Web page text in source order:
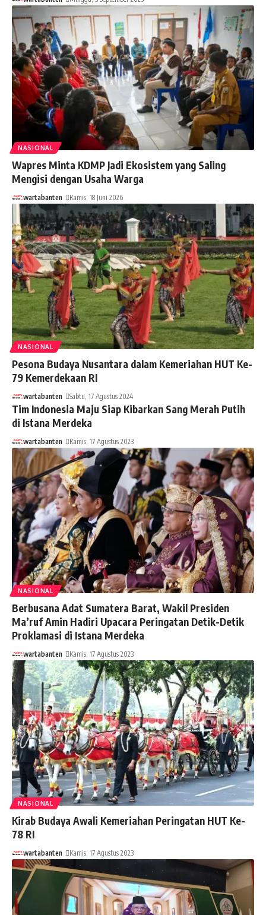
NASIONAL
Wapres Minta KDMP Jadi Ekosistem yang Saling
Mengisi dengan Usaha Warga
wartabanten Kamis, 18 Juni 2026
NASIONAL
Pesona Budaya Nusantara dalam Kemeriahan HUT Ke-
79 Kemerdekaan RI
wartabanten Sabtu, 17 Agustus 2024
Tim Indonesia Maju Siap Kibarkan Sang Merah Putih
di Istana Merdeka
wartabanten Kamis, 17 Agustus 2023
NASIONAL
Berbusana Adat Sumatera Barat, Wakil Presiden
Ma’ruf Amin Hadiri Upacara Peringatan Detik-Detik
Proklamasi di Istana Merdeka
wartabanten Kamis, 17 Agustus 2023
NASIONAL
Kirab Budaya Awali Kemeriahan Peringatan HUT Ke-
78 RI
wartabanten Kamis, 17 Agustus 2023